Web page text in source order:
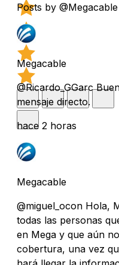
Posts by @Megacable
Megacable
@Ricardo_GGarc
mensaje directo.
hace 2 horas
Megacable
@miguel_ocon Hola,
todas las personas
en Mega y que aún
cobertura, una vez